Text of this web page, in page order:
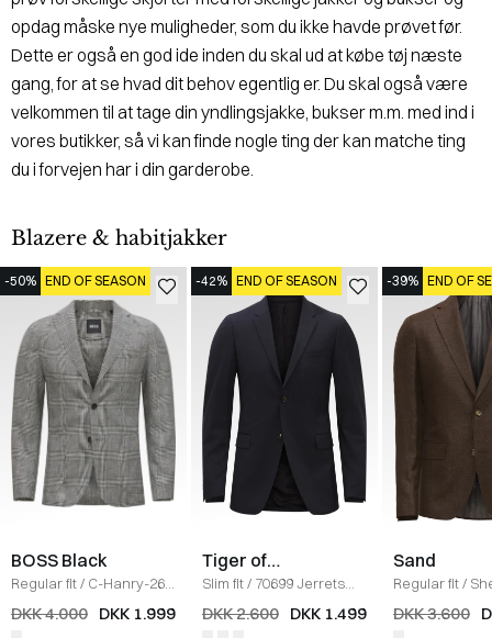
opdag måske nye muligheder, som du ikke havde prøvet før.
Dette er også en god ide inden du skal ud at købe tøj næste
gang, for at se hvad dit behov egentlig er. Du skal også være
velkommen til at tage din yndlingsjakke, bukser m.m. med ind i
vores butikker, så vi kan finde nogle ting der kan matche ting
du i forvejen har i din garderobe.
Blazere & habitjakker
-50% END OF SEASON
BOSS Black
Regular fit/ C-Hanry-262
Blazer
GRÅ
DKK 4.000 DKK 1.999
-42% END OF SEASON
Tiger of
Sweden
Slim fit/ 70699 Jerrets
Blazer
NAVY
DKK 2.600 DKK 1.499
-39% END OF
Sand
Regular fit/
Napoli Jakke
/
DKK 3.600